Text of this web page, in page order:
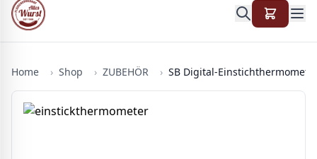
Home › Shop › ZUBEHÖR › SB Digital-